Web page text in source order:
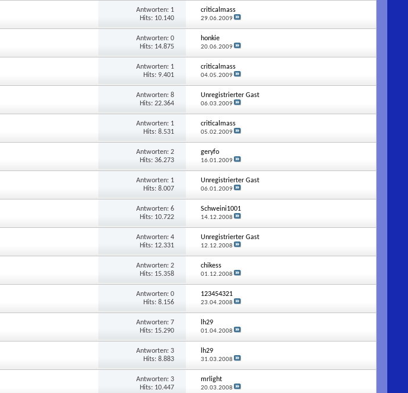
Antworten: 1
Hits: 10.140
criticalmass
29.06.2009
Antworten:0
Hits: 14.875
honkie
20.06.2009
Antworten: 1
Hits: 9.401
criticalmass
04.05.2009
Antworten:8
Hits: 22.364
Unregistrierter Gast
06.03.2009
Antworten: 1
Hits: 8.531
criticalmass
05.02.2009
Antworten:2
Hits: 36.273
geryfo
16.01.2009
Antworten: 1
Hits: 8.007
Unregistrierter Gast
06.01.2009
Antworten:6
Hits: 10.722
Schweini1001
14.12.2008
Antworten:4
Hits: 12.331
Unregistrierter Gast
12.12.2008
Antworten:2
Hits: 15.358
chikess
01.12.2008
Antworten:0
Hits: 8.156
123454321
23.04.2008
Antworten:7
Hits: 15.290
lh29
01.04.2008
Antworten:3
Hits: 8.883
lh29
31.03.2008
Antworten:3
Hits: 10.447
mrlight
20.03.2008